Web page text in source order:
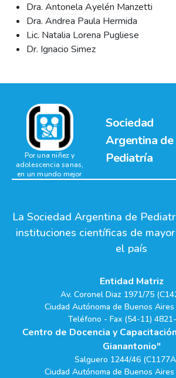
Dra. Antonela Ayelén Manzetti
Dra. Andrea Paula Hermida
Lic. Natalia Lorena Pugliese
Dr. Ignacio Simez
Sociedad
Argentina de
Pediatría
Por una niñez y
adolescencia sanas,
en un mundo mejor
La Sociedad Argentina de
instituciones científicas de
el país
Entidad Matriz
Av. Coronel Diaz 1971/75
Ciudad Autónoma de Buenos
Teléfono - Fax (54-11)
Centro de Docencia y
Gianantonio"
Salguero 1244/46
Ciudad Autónoma de Buenos